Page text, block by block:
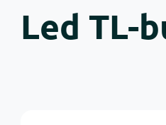
Led TL-